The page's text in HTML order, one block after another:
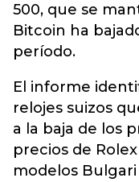
500, que se
Bitcoin ha
período.
El informe
relojes suizos
a la baja de los
precios de
modelos